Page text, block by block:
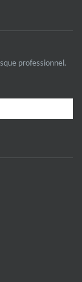
professionnel.